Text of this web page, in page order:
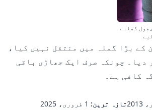
کھلنے
کے بڑا گملہ میں منتقل نہیں کیا،
دیا۔ چونکہ صرف ایک جھاڑی باقی
کافی ہے۔
تازہ ترین: 1 فروری، 2025